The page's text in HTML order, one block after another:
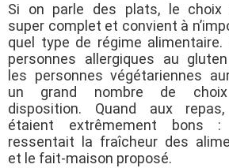
Si on parle des plats, le choix
super complet et convient à
quel type de régime alimentaire.
personnes allergiques au
les personnes végétariennes
un grand nombre de
disposition. Quand aux
étaient extrêmement bons
ressentait la fraîcheur des
et le fait-maison proposé.